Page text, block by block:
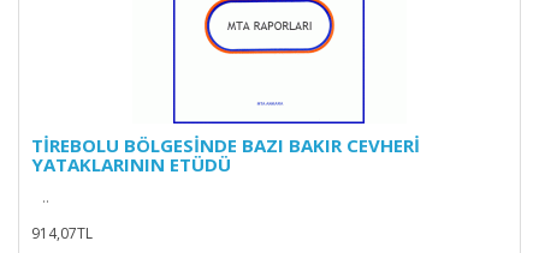
TİREBOLU BÖLGESİNDE BAZI BAKIR CEVHERİ
YATAKLARININ ETÜDÜ
..
914,07TL